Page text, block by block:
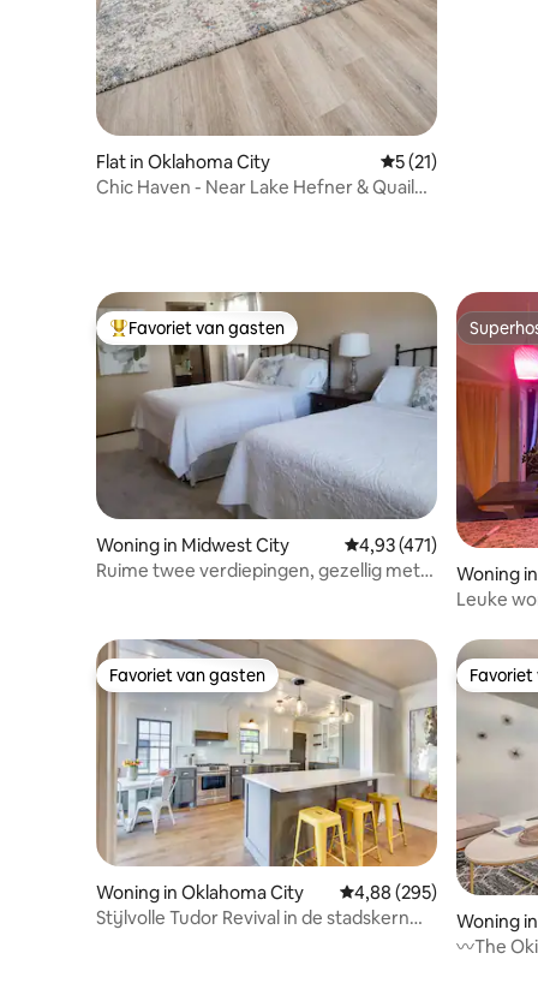
Flat in Oklahoma City Gemiddelde
5 (21)
Chic Haven - Near Lake Hefner & Quail
Topfavoriet van gasten
Favoriet van gasten
Woning in Midwest City Gemiddelde
4,93 (471)
Ruime twee verdiepingen, gezellig met
Woning
Leuke
Favoriet van gasten
Favoriet van gasten
Woning in Oklahoma City Gemiddelde
4,88 (295)
Stijlvolle Tudor Revival in de stadskern
Woning
〰️The